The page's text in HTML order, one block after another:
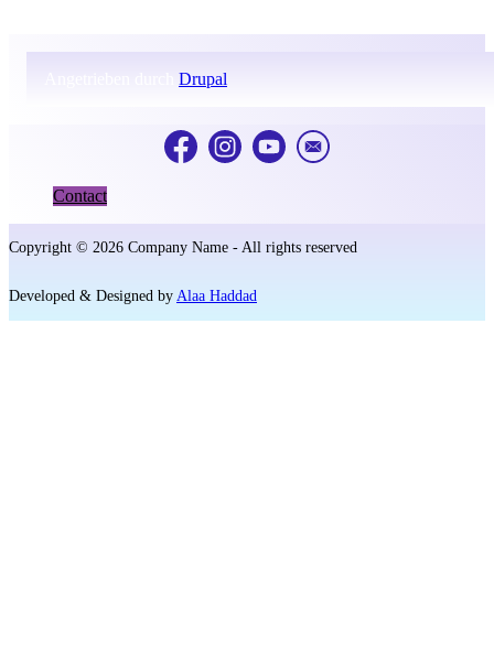
Drupal
Footer
menu
Contact
Copyright © 2026 Company Name - All rights reserved
Developed & Designed by Alaa Haddad